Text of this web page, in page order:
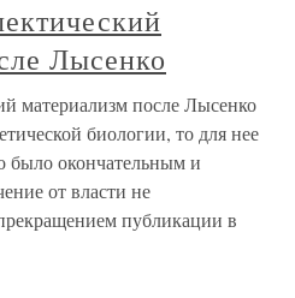
Лысенко
материализм после Лысенко
биологии, то для нее
было окончательным и
от власти не
публикации в